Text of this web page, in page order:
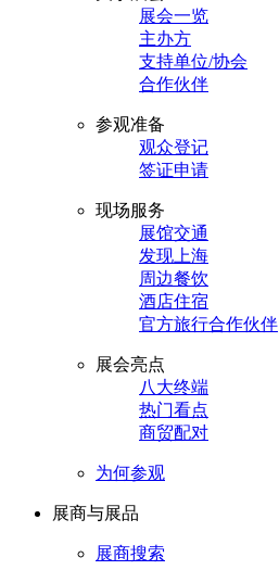
展会一览
主办方
支持单位/协会
合作伙伴
参观准备
观众登记
签证申请
现场服务
展馆交通
发现上海
周边餐饮
酒店住宿
官方旅行合作伙伴
展会亮点
八大终端
热门看点
商贸配对
为何参观
展商与展品
展商搜索